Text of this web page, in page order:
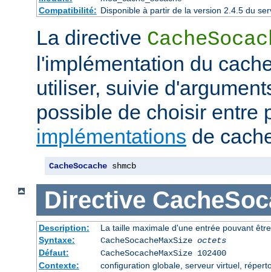
Compatibilité: Disponible à partir de la version 2.4.5 du
La directive
l'implémentation du
utiliser, suivie
possible de choisir entre
implémentations de
CacheSocache shmcb
Directive
Description:
La taille maximale d'une entrée pouvant
Syntaxe:
CacheSocacheMaxSize octets
Défaut:
CacheSocacheMaxSize 102400
Contexte:
configuration globale, serveur virtuel,